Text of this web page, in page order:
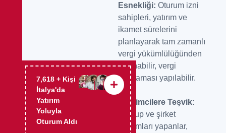
9,917 + Kişi
İtalya'da
Yatırım
Yoluyla
Oturum Aldı
Esnekliği: Oturum izni
sahipleri, yatırım ve
ikamet sürelerini
planlayarak tam zamanlı
vergi yükümlülüğünden
kaçınabilir, vergi
planlaması yapılabilir.
Girişimcilere Teşvik:
Startup ve şirket
yatırımları yapanlar,